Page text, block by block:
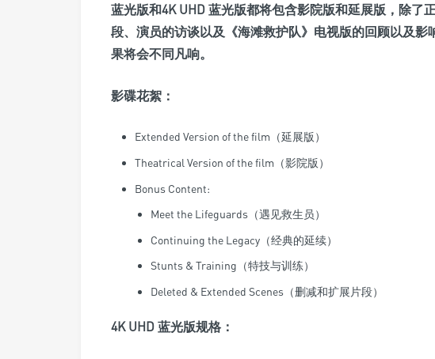
蓝光版和4K UHD 蓝光版都将包含影院版和延展版，除了
段、演员的访谈以及《海滩救护队》电视版的回顾以及
果将会不同凡响。
影碟花絮：
Extended Version of the film（延展版）
Theatrical Version of the film（影院版）
Bonus Content:
Meet the Lifeguards（遇见救生员）
Continuing the Legacy（经典的延续）
Stunts & Training（特技与训练）
Deleted & Extended Scenes（删减和扩展片段）
4K UHD 蓝光版规格：